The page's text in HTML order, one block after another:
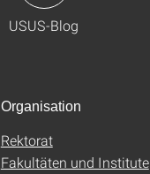
USUS-Blog
Organisation
Rektorat
Fakultäten und Institute